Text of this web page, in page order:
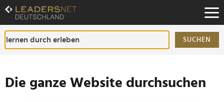
Zum
Inhalt
Zur
Fußzeilen-
Navigation
SUCHEN
Die ganze Website durchsuchen